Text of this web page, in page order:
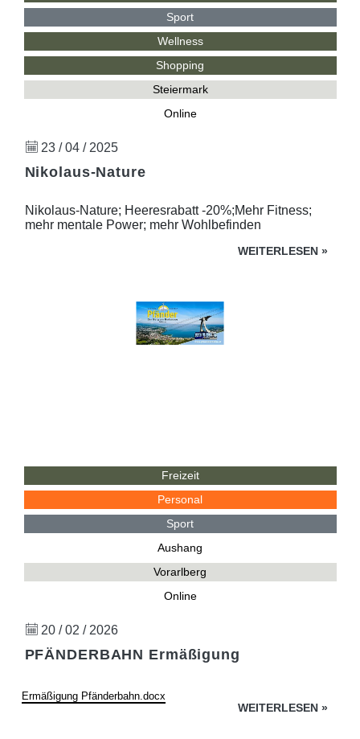
Sport
Wellness
Shopping
Steiermark
Online
23 / 04 / 2025
Nikolaus-Nature
Nikolaus-Nature; Heeresrabatt -20%;Mehr Fitness;
mehr mentale Power; mehr Wohlbefinden
WEITERLESEN »
Freizeit
Personal
Sport
Aushang
Vorarlberg
Online
20 / 02 / 2026
PFÄNDERBAHN Ermäßigung
Ermäßigung Pfänderbahn.docx
WEITERLESEN »